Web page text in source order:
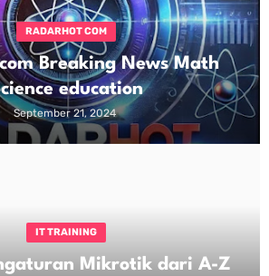
RADARHOT COM
Breaking News Math
education
September 21, 2024
IT TRAINING
Mikrotik dari A-Z